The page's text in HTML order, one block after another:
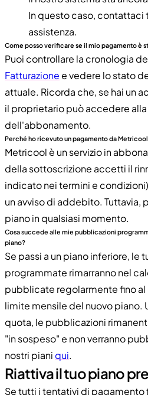
In questo caso, contattaci
assistenza.
Come posso verificare se il mio pagamento è
Puoi controllare la cronologia
Fatturazionee vedere lo stato
attuale. Ricorda che, se hai un
il proprietario può accedere
dell'abbonamento.
Perché ho ricevuto un pagamento da
Metricool è un servizio in
della sottoscrizione accetti il
indicato nei termini e
un avviso di addebito. Tuttavia,
piano in qualsiasi momento.
Cosa succede alle mie pubblicazioni
piano?
Se passi a un piano inferiore, le
programmate rimarranno nel
pubblicate regolarmente fino
limite mensile del nuovo piano.
quota, le pubblicazioni
"in sospeso" e non verranno
nostri piani qui.
Riattiva il tuo piano
Se tutti i tentativi di